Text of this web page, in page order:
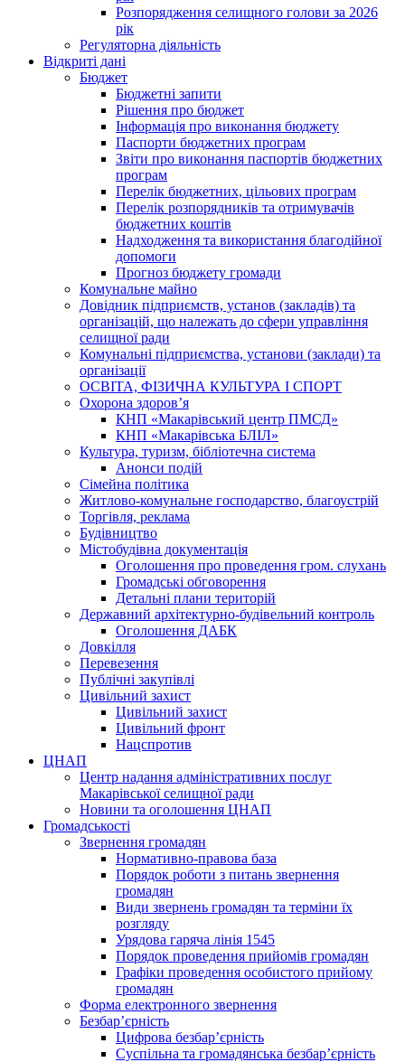
Розпорядження селищного голови за 2026
рік
Регуляторна діяльність
Відкриті дані
Бюджет
Бюджетні запити
Рішення про бюджет
Інформація про виконання бюджету
Паспорти бюджетних програм
Звіти про виконання паспортів бюджетних
програм
Перелік бюджетних, цільових програм
Перелік розпорядників та отримувачів
бюджетних коштів
Надходження та використання благодійної
допомоги
Прогноз бюджету громади
Комунальне майно
Довідник підприємств, установ (закладів) та
організацій, що належать до сфери управління
селищної ради
Комунальні підприємства, установи (заклади) та
організації
ОСВІТА, ФІЗИЧНА КУЛЬТУРА І СПОРТ
Охорона здоров’я
КНП «Макарівський центр ПМСД»
КНП «Макарівська БЛІЛ»
Культура, туризм, бібліотечна система
Анонси подій
Сімейна політика
Житлово-комунальне господарство, благоустрій
Торгівля, реклама
Будівництво
Містобудівна документація
Оголошення про проведення гром. слухань
Громадські обговорення
Детальні плани територій
Державний архітектурно-будівельний контроль
Оголошення ДАБК
Довкілля
Перевезення
Публічні закупівлі
Цивільний захист
Цивільний захист
Цивільний фронт
Нацспротив
ЦНАП
Центр надання адміністративних послуг
Макарівської селищної ради
Новини та оголошення ЦНАП
Громадськості
Звернення громадян
Нормативно-правова база
Порядок роботи з питань звернення
громадян
Види звернень громадян та терміни їх
розгляду
Урядова гаряча лінія 1545
Порядок проведення прийомів громадян
Графіки проведення особистого прийому
громадян
Форма електронного звернення
Безбар’єрність
Цифрова безбар’єрність
Суспільна та громадянська безбар’єрність